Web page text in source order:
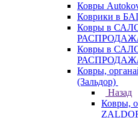
Ковры
Коврики в
Ковры в
Ковры в
Ковры,
(Зальдор)
Назад
Ковры,